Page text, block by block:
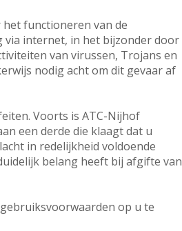
functioneren van de
via internet, in het bijzonder door
van virussen, Trojans en
nodig acht om dit gevaar af
Voorts is ATC-Nijhof
een derde die klaagt dat u
in redelijkheid voldoende
belang heeft bij afgifte van
op u te